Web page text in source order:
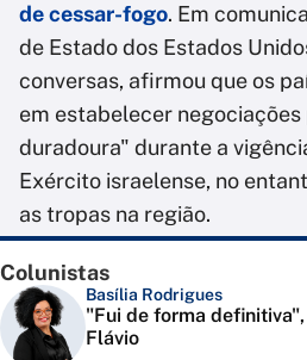
de cessar-fogo. Em
de Estado dos Estados
conversas, afirmou que os
em estabelecer negociações
duradoura" durante a
Exército israelense, no
as tropas na região.
Colunistas
Basília Rodrigues
"Fui de forma
Flávio